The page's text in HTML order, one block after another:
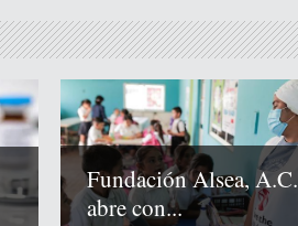
Fundación Alsea, A.C.
abre con...